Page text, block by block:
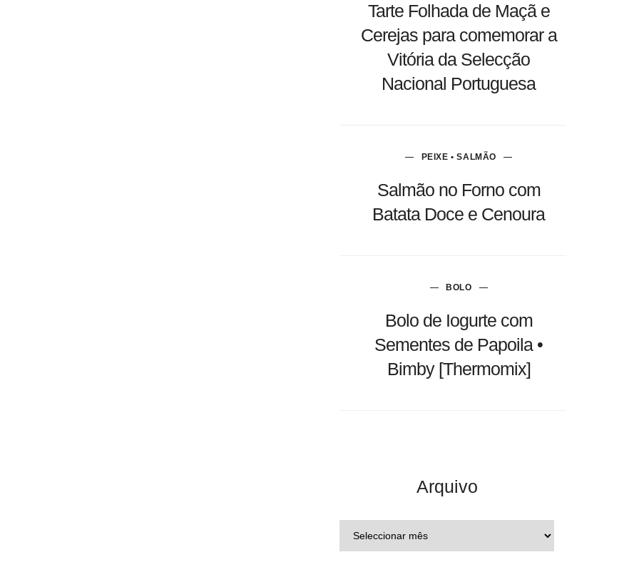
Tarte Folhada de Maçã e
Cerejas para comemorar a
Vitória da Selecção
Nacional Portuguesa
PEIXE • SALMÃO
Salmão no Forno com
Batata Doce e Cenoura
BOLO
Bolo de Iogurte com
Sementes de Papoila •
Bimby [Thermomix]
Arquivo